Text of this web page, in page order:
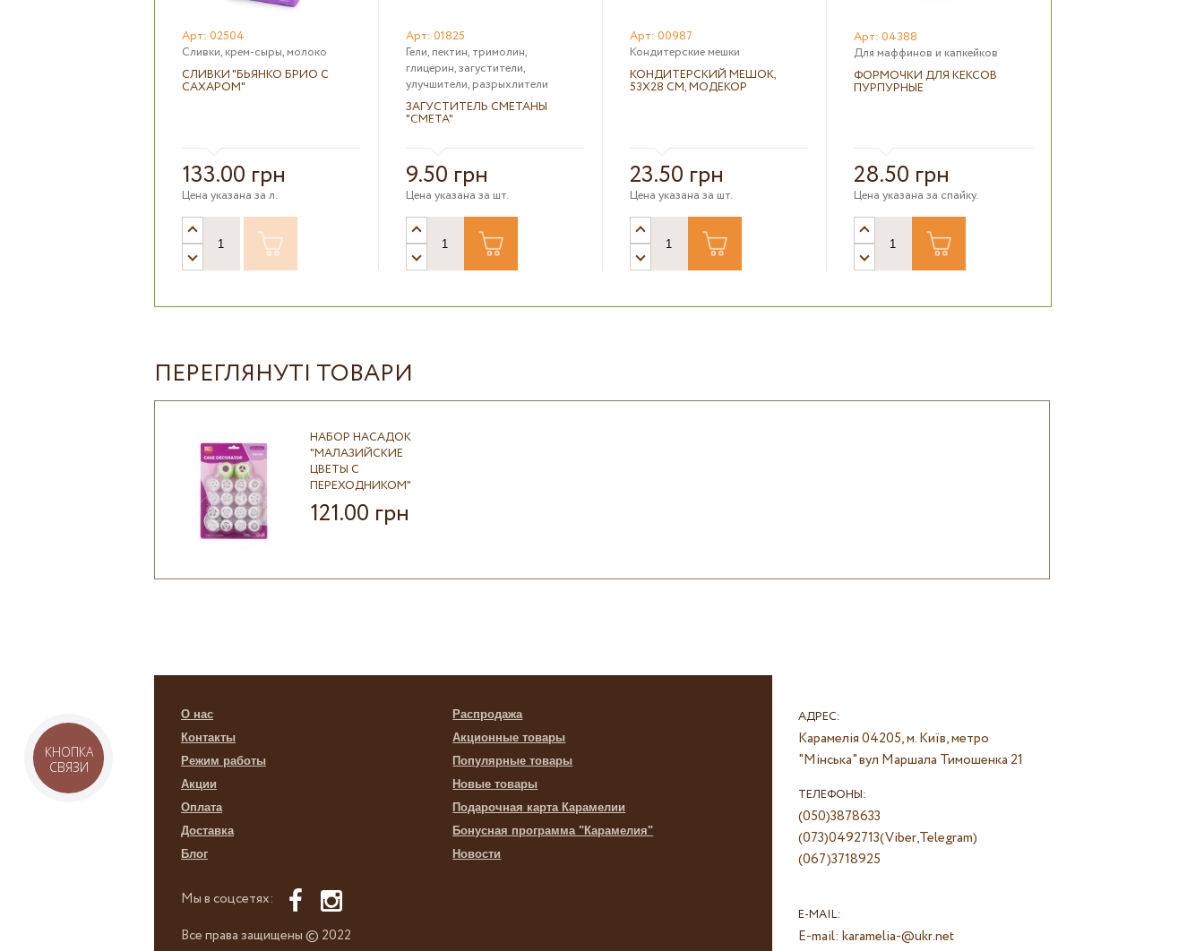
Арт: 02504
Сливки, крем-сыры, молоко
СЛИВКИ "БЬЯНКО БРИО С
САХАРОМ"
133.00 грн
Цена указана за л.
Арт: 01825
Гели, пектин, тримолин,
глицерин, загустители,
улучшители, разрыхлители
ЗАГУСТИТЕЛЬ СМЕТАНЫ
"СМЕТА"
9.50 грн
Цена указана за шт.
Арт: 00987
Кондитерские мешки
КОНДИТЕРСКИЙ МЕШОК,
53Х28 СМ, МОДЕКОР
23.50 грн
Цена указана за шт.
Арт: 04388
Для маффинов и капкейков
ФОРМОЧКИ ДЛЯ КЕКСОВ
ПУРПУРНЫЕ
28.50 грн
Цена указана за спайку.
ПЕРЕГЛЯНУТІ ТОВАРИ
НАБОР НАСАДОК
"МАЛАЗИЙСКИЕ
ЦВЕТЫ С
ПЕРЕХОДНИКОМ"
121.00 грн
О нас
Распродажа
Контакты
Акционные товары
Режим работы
Популярные товары
Акции
Новые товары
Оплата
Подарочная карта Карамелии
Доставка
Бонусная программа "Карамелия"
Блог
Новости
Мы в соцсетях:
Все права защищены © 2022
АДРЕС:
Карамелія04205, м. Київ, метро
"Мінська" вул Маршала Тимошенка 21
ТЕЛЕФОНЫ:
(050)3878633
(073)0492713(Viber,Telegram)
(067)3718925
E-MAIL:
E-mail: karamelia-@ukr.net
КНОПКА
СВЯЗИ